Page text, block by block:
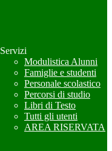
Servizi
Modulistica Alunni
Famiglie e studenti
Personale scolastico
Percorsi di studio
Libri di Testo
Tutti gli utenti
AREA RISERVATA